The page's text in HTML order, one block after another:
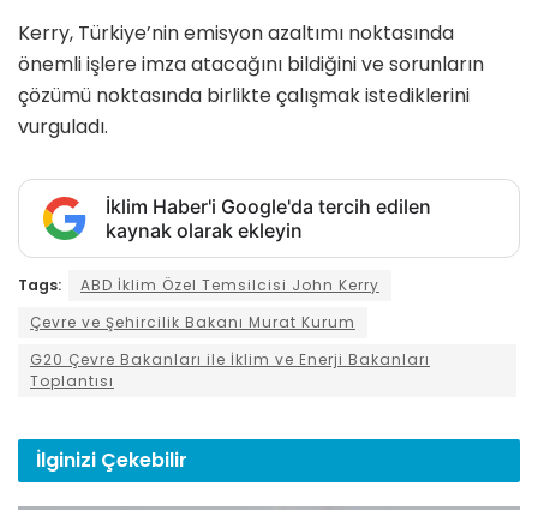
Kerry, Türkiye’nin emisyon azaltımı noktasında
önemli işlere imza atacağını bildiğini ve sorunların
çözümü noktasında birlikte çalışmak istediklerini
vurguladı.
İklim Haber'i Google'da tercih edilen
kaynak olarak ekleyin
Tags:
ABD İklim Özel Temsilcisi John Kerry
Çevre ve Şehircilik Bakanı Murat Kurum
G20 Çevre Bakanları ile İklim ve Enerji Bakanları
Toplantısı
İlginizi Çekebilir